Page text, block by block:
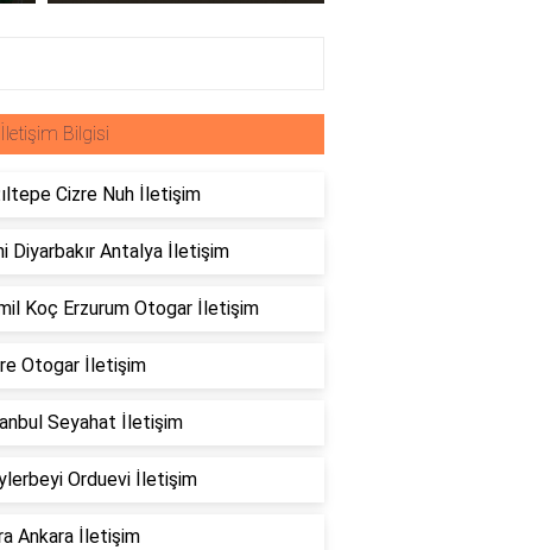
İletişim Bilgisi
Cizre Nuh İletişim
Diyarbakır Antalya İletişim
Koç Erzurum Otogar İletişim
Otogar İletişim
Seyahat İletişim
Orduevi İletişim
Ankara İletişim